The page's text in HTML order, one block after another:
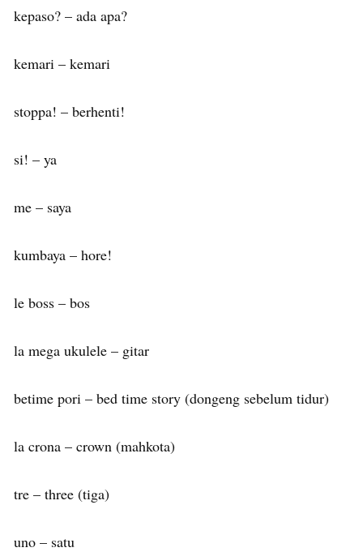
kepaso? – ada apa?
kemari – kemari
stoppa! – berhenti!
si! – ya
me – saya
kumbaya – hore!
le boss – bos
la mega ukulele – gitar
betime pori – bed time story (dongeng sebelum tidur)
la crona – crown (mahkota)
tre – three (tiga)
uno – satu